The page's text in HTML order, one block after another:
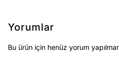
Yorumlar
Bu ürün için henüz yorum